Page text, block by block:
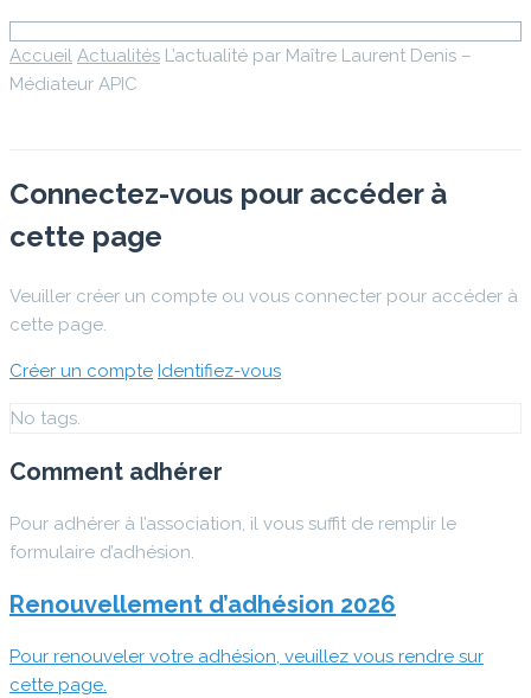
Accueil Actualités L’actualité par Maître Laurent Denis –
Médiateur APIC
Connectez-vous pour accéder à
cette page
Veuiller créer un compte ou vous connecter pour accéder à
cette page.
Créer un compte Identifiez-vous
No tags.
Comment adhérer
Pour adhérer à l’association, il vous suffit de remplir le
formulaire d’adhésion.
Renouvellement d’adhésion 2026
Pour renouveler votre adhésion, veuillez vous rendre sur
cette page.